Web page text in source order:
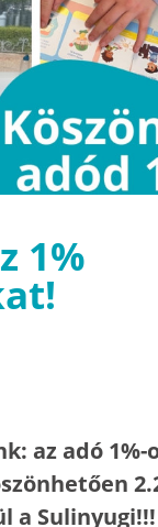
1%
az adó 1%-
a Sulinyugi!!!